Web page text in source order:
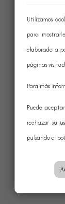
Utilizamos
para
elaborado a
páginas
Para más
Puede
rechazar su
pulsando el